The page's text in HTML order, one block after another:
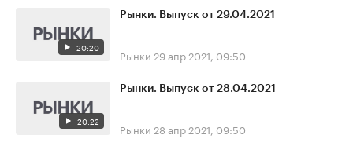
20:20
Рынки. Выпуск от 29.04.2021
Рынки 29 апр 2021, 09:50
20:22
Рынки. Выпуск от 28.04.2021
Рынки 28 апр 2021, 09:50